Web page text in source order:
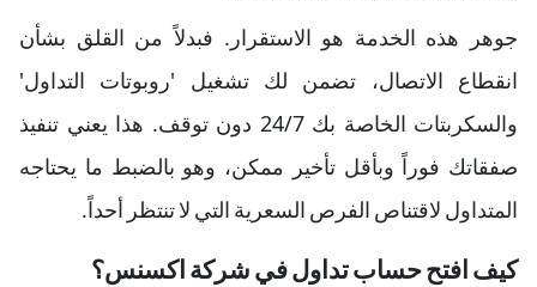
جوهر هذه الخدمة هو الاستقرار. فبدلاً من القلق بشأن
انقطاع الاتصال، تضمن لك تشغيل 'روبوتات التداول'
والسكربتات الخاصة بك 24/7 دون توقف. هذا يعني تنفيذ
صفقاتك فوراً وبأقل تأخير ممكن، وهو بالضبط ما يحتاجه
المتداول لاقتناص الفرص السعرية التي لا تنتظر أحداً.
كيف افتح حساب تداول في شركة اكسنس؟